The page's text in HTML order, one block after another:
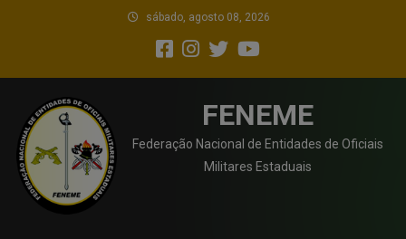
sábado, agosto 08, 2026
FENEME
Federação Nacional de Entidades de Oficiais
Militares Estaduais